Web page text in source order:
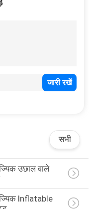
सभी
उछाल वाले
Inflatable